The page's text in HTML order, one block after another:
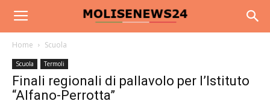
Home Scuola
Scuola Termoli
Finali regionali di pallavolo per l’Istituto
“Alfano-Perrotta”